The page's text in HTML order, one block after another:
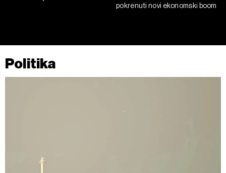
Zajednički voditelji obrade su HD-WIN ARENA SPORT
ažurirati klikom na „Prikaži detalje“. Privolu možete u bilo
kojem trenutku povući bez negativnih posljedica.
pokrenuti novi ekonomski boom
Politika